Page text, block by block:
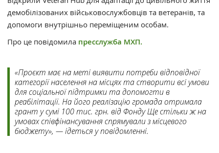
демобілізованих військовослужбовців та ветеранів, та
допомоги внутрішньо переміщеним особам.
Про це повідомила пресслужба МХП.
«Проєкт має на меті виявити потреби відповідної
категорії населення на місцях та створити всі умови
для соціальної підтримки та допомогти в
реабілітації. На його реалізацію громада отримала
грант у сумі 100 тис. грн. від Фонду Ще стільки ж на
умовах співфінансування спрямували з місцевого
бюджету», — ідеться у повідомленні.